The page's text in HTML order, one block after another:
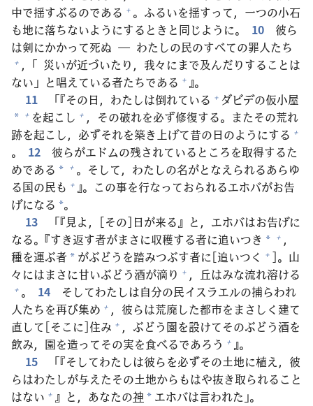
中で揺すぶるのである + 。ふるいを揺すって， 一つの小石
も地に落ちないようにするときと同じように。 10 彼ら
は剣にかかって死ぬ ― わたしの民のすべての罪人たち
+ ，「 災いが近づいたり， 我々 にまで及んだりすることは
ない」と唱えている者たちである + 』。
11
「『その日，わたしは倒れている + ダビデの仮小屋
* + を起こし + ，その破れを必ず修復する。またその荒れ
跡を起こし， 必ずそれを築き 上げて昔の日のようにする +
。 12 彼らがエドムの残されているところを取得するた
めである * + 。そして，わたしの名がとなえられるあらゆ
る国の民も + 』。この事を行なっておられるエホバがお告
げになる *。
13
「『見よ，[その] 日が来る』と，エホバはお告げに
なる。『すき返す者がまさに収穫する者に追いつき * + ，
種を運ぶ者 * がぶどうを踏みつぶす者に[追いつく + ]。 山
々 にはまさに甘いぶどう酒が滴り + ， 丘はみな流れ溶ける
+ 。 14 そしてわたしは自分の民イスラエルの捕らわれ
人たちを再び集め + ， 彼らは荒廃した都市をまさしく 建て
直して[そこに]住み + ，ぶどう園を設けてそのぶどう酒を
飲み， 園を造ってその実を食べるであろう + 』。
15
「『そしてわたしは彼らを必ずその土地に植え， 彼
らはわたしが与えたその土地からもはや抜き取られること
はない + 』と，あなたの神 * エホバは言われた」。